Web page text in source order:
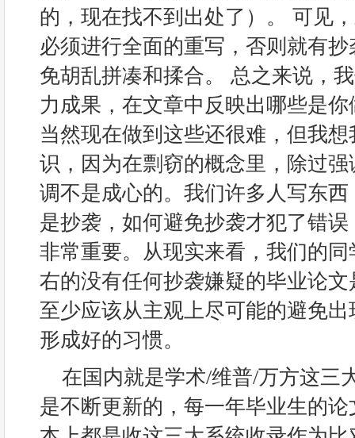
的，现在找不到出处了）。 可见
必须进行全面的重写，否则就有
免胡乱拼凑和揉合。 总之来说，
力成果，在文章中反映出哪些是
当然现在做到这些还很难，但我
识，因为在剽窃的概念里，除过
调不是成心的。我们许多人写东
是抄袭，如何避免抄袭才犯了错
非常重要。从现实来看，我们的同
右的没有任何抄袭嫌疑的毕业论
至少应该从主观上尽可能的避免
形成好的习惯。
在国内就是学术/维普/万方这三
是不断更新的，每一年毕业生的